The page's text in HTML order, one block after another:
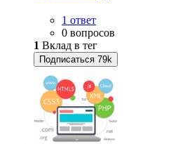
1 ответ
0 вопросов
1 Вклад в тег
Подписаться 79k